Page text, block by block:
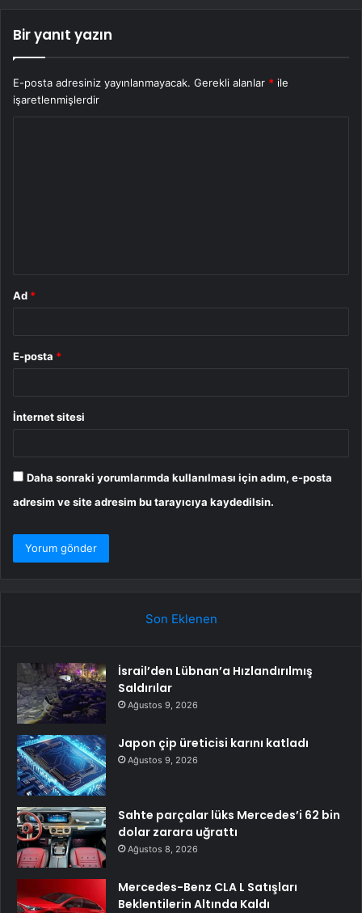
Bir yanıt yazın
E-posta adresiniz yayınlanmayacak. Gerekli alanlar * ile
işaretlenmişlerdir
Ad *
E-posta *
İnternet sitesi
Daha sonraki yorumlarımda kullanılması için adım, e-posta
adresim ve site adresim bu tarayıcıya kaydedilsin.
Son Eklenen
İsrail’den Lübnan’a Hızlandırılmış
Saldırılar
Ağustos 9, 2026
Japon çip üreticisi karını katladı
Ağustos 9, 2026
Sahte parçalar lüks Mercedes’i 62 bin
dolar zarara uğrattı
Ağustos 8, 2026
Mercedes-Benz CLA L Satışları
Beklentilerin Altında Kaldı